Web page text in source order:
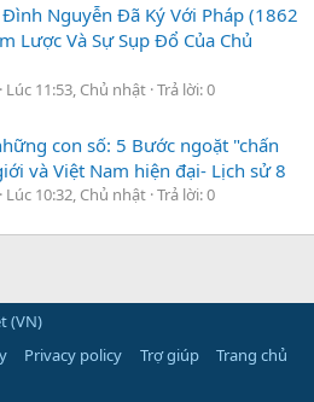
Nguyễn Đã Ký Với Pháp (1862
Lược Và Sự Sụp Đổ Của Chủ
Lúc 11:53, Chủ nhật Trả lời: 0
con số: 5 Bước ngoặt "chấn
và Việt Nam hiện đại- Lịch sử 8
Lúc 10:32, Chủ nhật Trả lời: 0
(VN)
Privacy policy Trợ giúp Trang chủ